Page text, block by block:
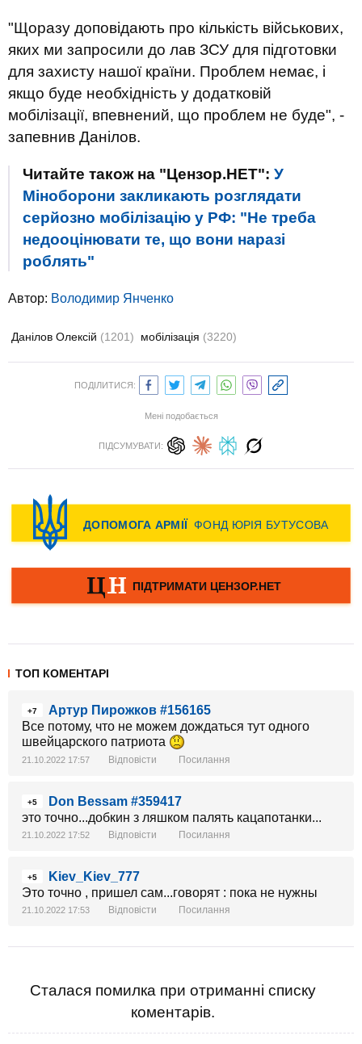
"Щоразу доповідають про кількість військових,
яких ми запросили до лав ЗСУ для підготовки
для захисту нашої країни. Проблем немає, і
якщо буде необхідність у додатковій
мобілізації, впевнений, що проблем не буде", -
запевнив Данілов.
Читайте також на "Цензор.НЕТ": У
Міноборони закликають розглядати
серйозно мобілізацію у РФ: "Не треба
недооцінювати те, що вони наразі
роблять"
Автор: Володимир Янченко
Данілов Олексій (1201) мобілізація (3220)
ПОДІЛИТИСЯ:
Мені подобається
ПІДСУМУВАТИ:
ТОП КОМЕНТАРІ
+7
Артур Пирожков #156165
Все потому, что не можем дождаться тут одного
швейцарского патриота
21.10.2022 17:57 Відповісти Посилання
+5
Don Bessam #359417
это точно...добкин з ляшком палять кацапотанки...
21.10.2022 17:52 Відповісти Посилання
+5
Kiev_Kiev_777
Это точно , пришел сам...говорят : пока не нужны
21.10.2022 17:53 Відповісти Посилання
Сталася помилка при отриманні списку
коментарів.